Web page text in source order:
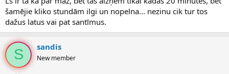
šamējie kliko stundām ilgi un nopelna... nezinu cik tur tos
dažus latus vai pat santīmus.
S sandis
New member